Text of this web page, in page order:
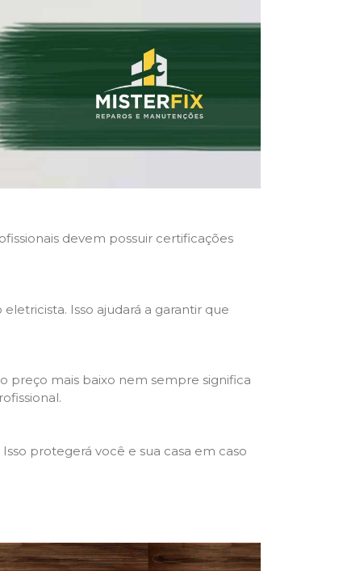
devem possuir certificações
Isso ajudará a garantir que
preço mais baixo nem sempre significa
protegerá você e sua casa em caso